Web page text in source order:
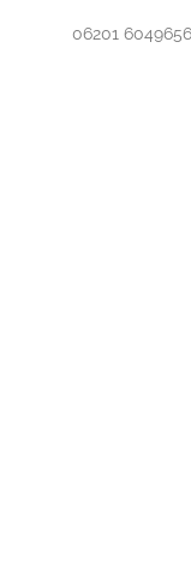
06201 6049656